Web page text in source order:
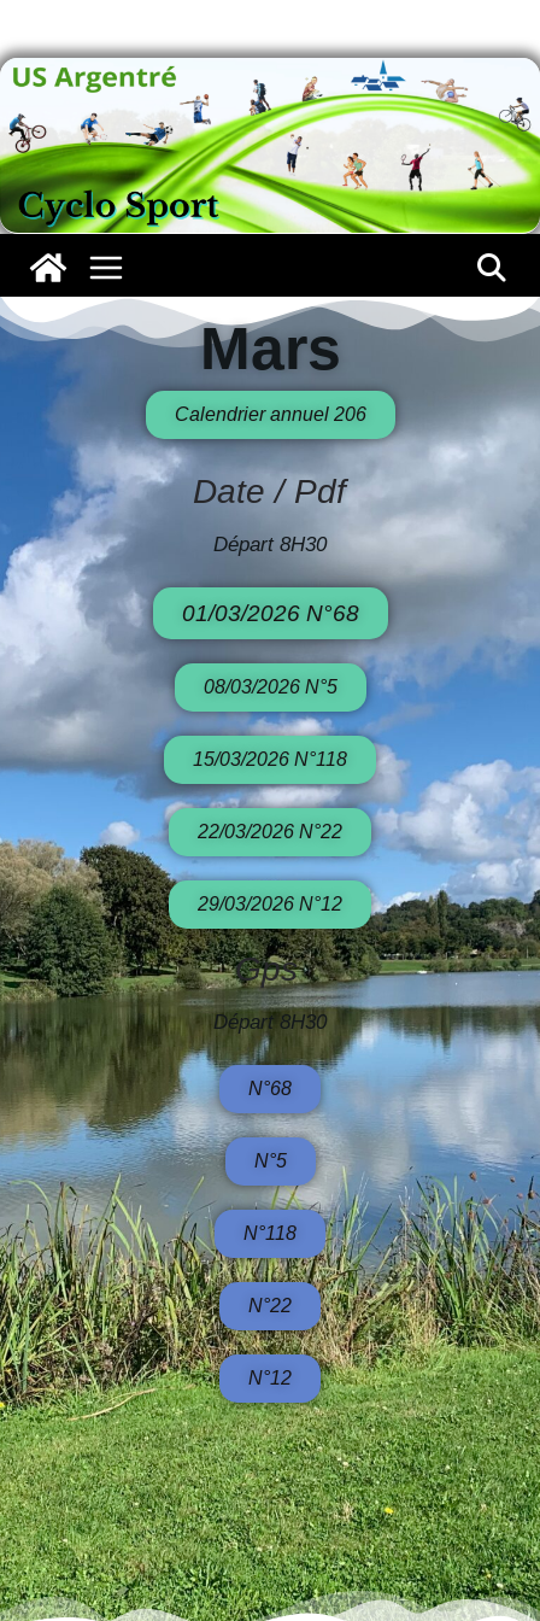
Mars
Mars
Calendrier annuel 206
Date / Pdf
Départ 8H30
01/03/2026 N°68
08/03/2026 N°5
15/03/2026 N°118
22/03/2026 N°22
29/03/2026 N°12
Gps
Départ 8H30
N°68
N°5
N°118
N°22
N°12